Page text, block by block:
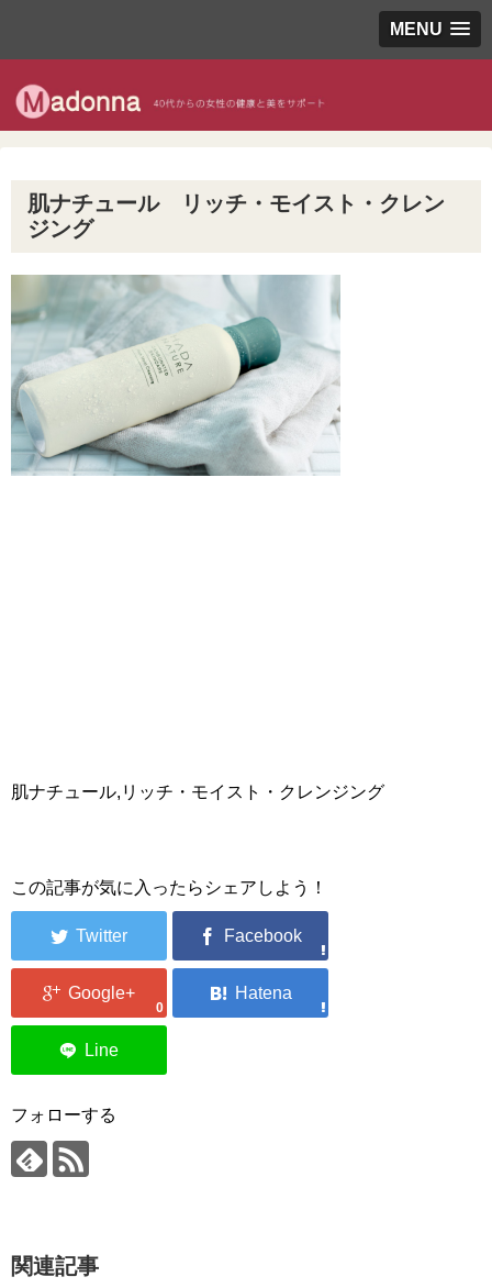
MENU
肌ナチュール リッチ・モイスト・クレン
ジング
肌ナチュール,リッチ・モイスト・クレンジング
この記事が気に入ったらシェアしよう！
0
フォローする
関連記事